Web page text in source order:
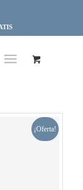
¡Oferta!